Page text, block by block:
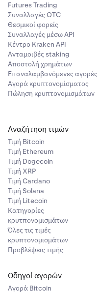
Futures Trading
Συναλλαγές OTC
Θεσμικοί φορείς
Συναλλαγές μέσω API
Κέντρο Kraken API
Ανταμοιβές staking
Αποστολή χρημάτων
Επαναλαμβανόμενες αγορές
Αγορά κρυπτονομίσματος
Πώληση κρυπτονομισμάτων
Αναζήτηση τιμών
Τιμή Βitcoin
Τιμή Ethereum
Τιμή Dogecoin
Τιμή XRP
Τιμή Cardano
Τιμή Solana
Τιμή Litecoin
Κατηγορίες
κρυτπονομισμάτων
Όλες τις τιμές
κρυπτονομισμάτων
Προβλέψεις τιμής
Οδηγοί αγορών
Αγορά Bitcoin